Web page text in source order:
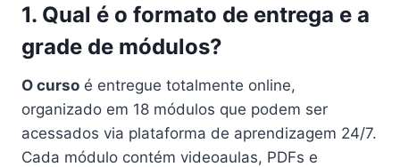
1. Qual é o formato de entrega e a
grade de módulos?
O curso é entregue totalmente online,
organizado em 18 módulos que podem ser
acessados via plataforma de aprendizagem 24/7.
Cada módulo contém videoaulas, PDFs e